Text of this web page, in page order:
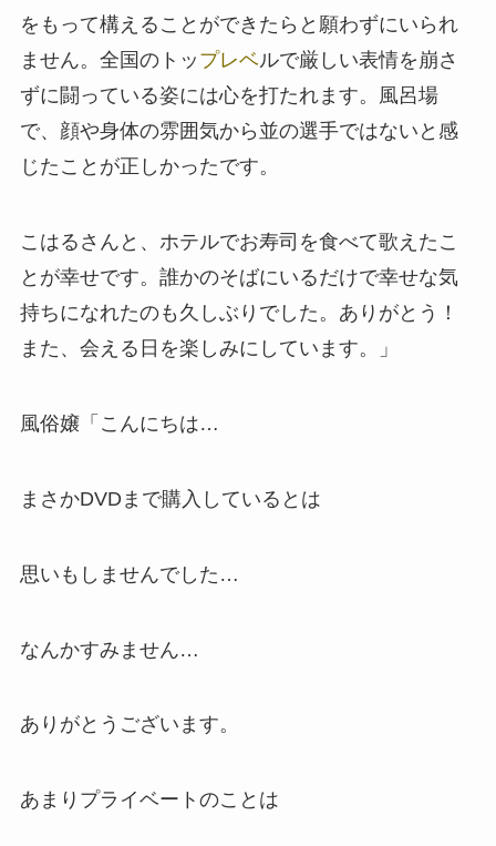
をもって構えることができたらと願わずにいられ
ません。全国のトッ プレベルで厳しい表情を崩さ
ずに闘っている姿には心を打たれます。風呂場
で、顔や身体の雰囲気から並の選手ではないと感
じたことが正しかったです。
こはるさんと、ホテルでお寿司を食べて歌えたこ
とが幸せです。誰かのそばにいるだけで幸せな気
持ちになれたのも久しぶりでした。ありがとう！
また、会える日を楽しみにしています。」
風俗嬢「こんにちは…
まさかDVDまで購入しているとは
思いもしませんでした…
なんかすみません…
ありがとうございます。
あまりプライベートのことは